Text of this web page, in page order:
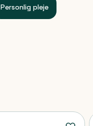
Personlig pleje